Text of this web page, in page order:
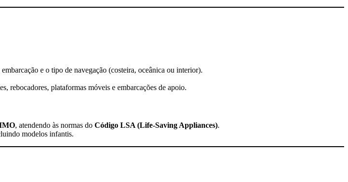
e o tipo de navegação (costeira, oceânica ou interior).
rebocadores, plataformas móveis e embarcações de apoio.
, atendendo às normas do Código LSA (Life-Saving Appliances).
modelos infantis.